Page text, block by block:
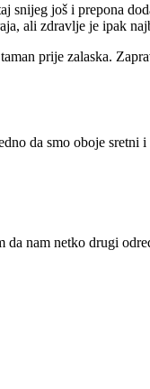
još i prepona
ali zdravlje je ipak
prije zalaska.
da smo oboje sretni
nam netko drugi